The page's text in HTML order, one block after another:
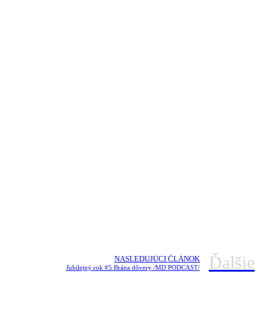
NASLEDUJÚCI ČLÁNOK
Jubilejný rok #5 Brána dôvery /MD PODCAST/ Ďalšie